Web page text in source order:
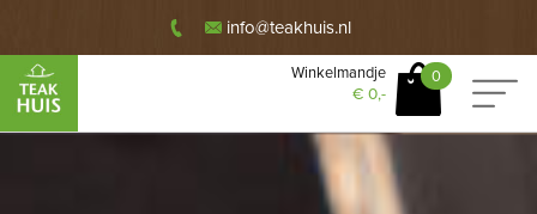
info@teakhuis.nl
0
Winkelmandje
€ 0,-